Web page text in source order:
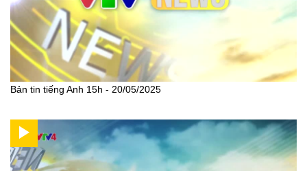
Bản tin tiếng Anh 15h - 20/05/2025